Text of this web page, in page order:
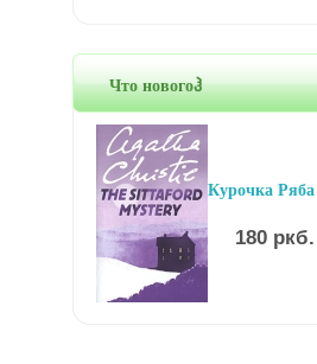
Что новогоჰ
Курочка Ряба
180 ркб.